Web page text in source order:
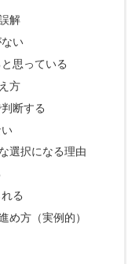
解
い
思っている
方
断する
選択になる理由
る
め方（実例的）